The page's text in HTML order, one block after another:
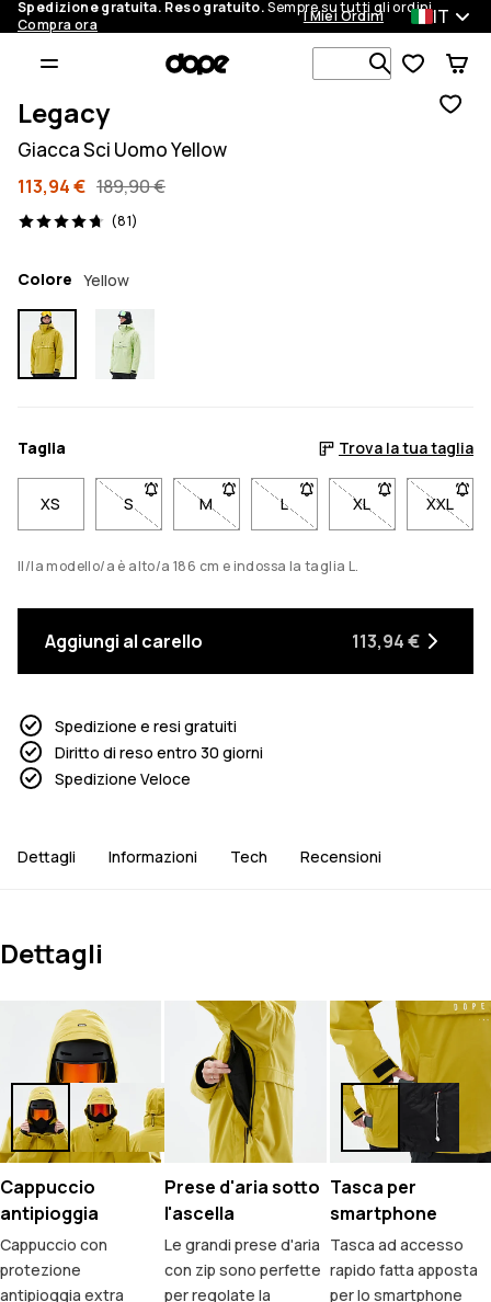
Spedizione gratuita. Reso gratuito.Sempre su tutti gli ordini.
Compra ora
I Miei Ordini IT
Cerca tra 1
Legacy
Giacca Sci Uomo Yellow
113,94 € 189,90 €
(81)
81 recensioni, 4.7/5
Colore Yellow
Taglia Trova la tua taglia
XS S- Taglia S non disponibile. Clicca per essere
M- Taglia M non disponibile. Clicca per
L- Taglia L non disponibile.
XL- Taglia XL non
XXL
-
Il/la modello/a è alto/a 186 cm e indossa la taglia L.
Aggiungi al carello 113,94 €
Spedizione e resi gratuiti
Diritto di reso entro 30 giorni
Spedizione Veloce
Dettagli Informazioni Tech Recensioni
Dettagli
Cappuccio
antipioggia
Cappuccio con
protezione
antipioggia extra
Prese d'aria sotto
l'ascella
Le grandi prese d'aria
con zip sono perfette
per regolate la
Tasca per
smartphone
Tasca ad accesso
rapido fatta apposta
per lo smartphone